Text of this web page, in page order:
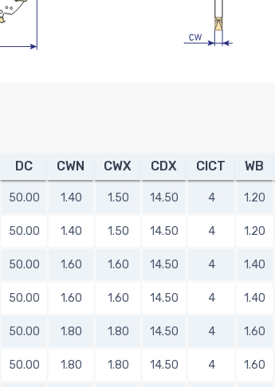
DC CWN CWX CDX CICT WB
50.00 1.40 1.50 14.50 4 1.20
50.00 1.40 1.50 14.50 4 1.20
50.00 1.60 1.60 14.50 4 1.40
50.00 1.60 1.60 14.50 4 1.40
50.00 1.80 1.80 14.50 4 1.60
50.00 1.80 1.80 14.50 4 1.60